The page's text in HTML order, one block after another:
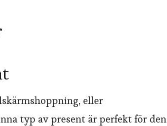
eller
typ av present är perfekt för den